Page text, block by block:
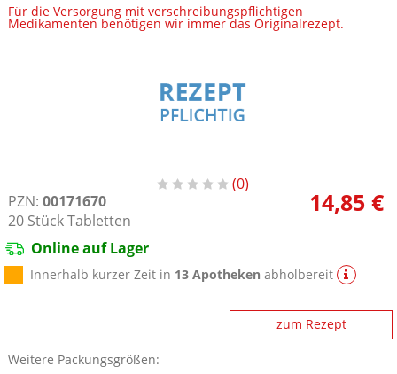
Für die Versorgung mit verschreibungspflichtigen
Medikamenten benötigen wir immer das Originalrezept.
0
PZN: 00171670
20 Stück Tabletten
14,85 €
Online auf Lager
Innerhalb kurzer Zeit in 13 Apotheken abholbereit
zum Rezept
Weitere Packungsgrößen: